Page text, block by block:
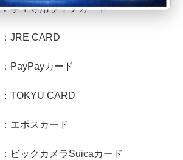
学生専用ライフカード
JRE CARD
PayPayカード
TOKYU CARD
エポスカード
ビックカメラSuicaカード